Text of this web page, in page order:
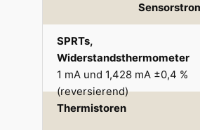
SPRTs,
Widerstandsthermometer
1 mA und 1,428 mA ±0,4 %
(reversierend)
Thermistoren